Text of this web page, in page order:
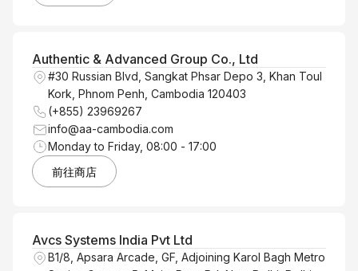
Authentic & Advanced Group Co., Ltd
#30 Russian Blvd, Sangkat Phsar Depo 3, Khan Toul
Kork, Phnom Penh, Cambodia 120403
‪(+855) 23969267
info@aa-cambodia.com
Monday to Friday, 08:00 - 17:00
前往商店
Avcs Systems India Pvt Ltd
B1/8, Apsara Arcade, GF, Adjoining Karol Bagh Metro